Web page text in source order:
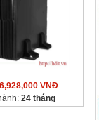
VNĐ
24 tháng